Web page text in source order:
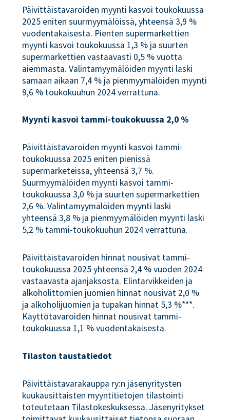
Päivittäistavaroiden myynti kasvoi toukokuussa
2025 eniten suurmyymälöissä, yhteensä 3,9 %
vuodentakaisesta. Pienten supermarkettien
myynti kasvoi toukokuussa 1,3 % ja suurten
supermarkettien vastaavasti 0,5 % vuotta
aiemmasta. Valintamyymälöiden myynti laski
samaan aikaan 7,4 % ja pienmyymälöiden myynti
9,6 % toukokuuhun 2024 verrattuna.
Myynti kasvoi tammi-toukokuussa 2,0 %
Päivittäistavaroiden myynti kasvoi tammi-
toukokuussa 2025 eniten pienissä
supermarketeissa, yhteensä 3,7 %.
Suurmyymälöiden myynti kasvoi tammi-
toukokuussa 3,0 % ja suurten supermarkettien
2,6 %. Valintamyymälöiden myynti laski
yhteensä 3,8 % ja pienmyymälöiden myynti laski
5,2 % tammi-toukokuuhun 2024 verrattuna.
Päivittäistavaroiden hinnat nousivat tammi-
toukokuussa 2025 yhteensä 2,4 % vuoden 2024
vastaavasta ajanjaksosta. Elintarvikkeiden ja
alkoholittomien juomien hinnat nousivat 2,0 %
ja alkoholijuomien ja tupakan hinnat 5,3 %***.
Käyttötavaroiden hinnat nousivat tammi-
toukokuussa 1,1 % vuodentakaisesta.
Tilaston taustatiedot
Päivittäistavarakauppa ry:n jäsenyritysten
kuukausittaisten myyntitietojen tilastointi
toteutetaan Tilastokeskuksessa. Jäsenyritykset